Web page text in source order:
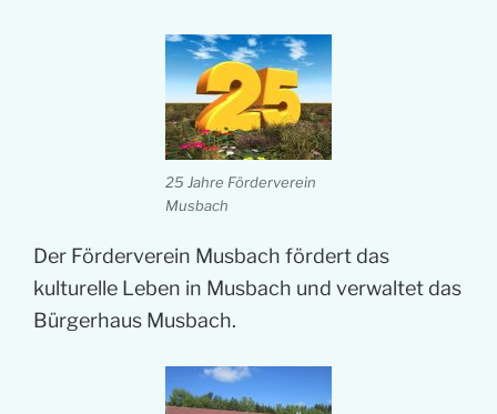
25 Jahre Förderverein
Musbach
Der Förderverein Musbach fördert das
kulturelle Leben in Musbach und verwaltet das
Bürgerhaus Musbach.